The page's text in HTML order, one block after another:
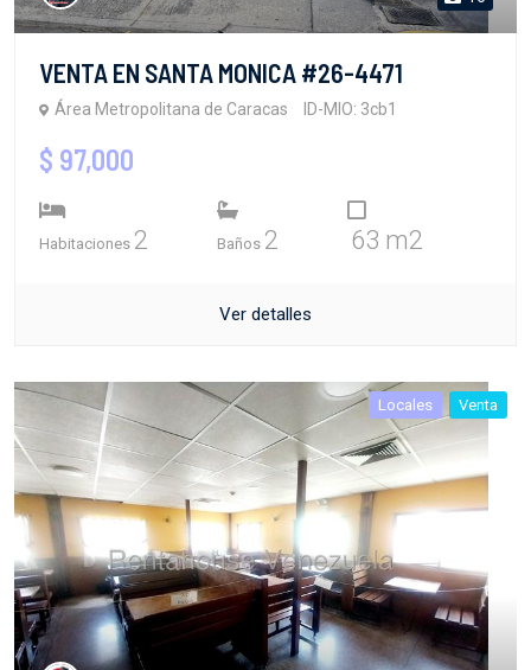
VENTA EN SANTA MONICA #26-4471
Área Metropolitana de Caracas ID-MIO: 3cb1
$ 97,000
Habitaciones 2 Baños 2 63 m2
Ver detalles
Locales Venta